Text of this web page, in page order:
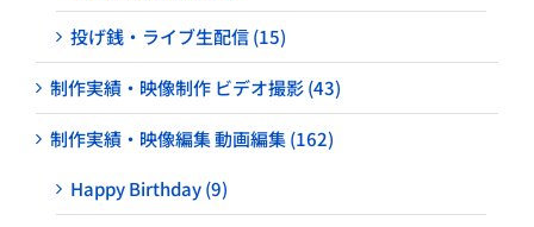
投げ銭・ライブ生配信 (15)
制作実績・映像制作 ビデオ撮影 (43)
制作実績・映像編集 動画編集 (162)
Happy Birthday (9)